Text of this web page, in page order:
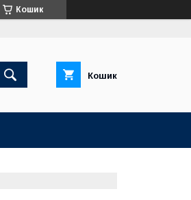
Кошик
Кошик